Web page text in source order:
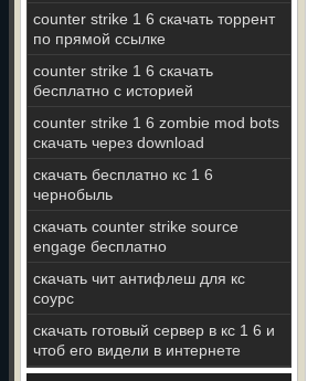
counter strike 1 6 скачать торрент
по прямой ссылке
counter strike 1 6 скачать
бесплатно с историей
counter strike 1 6 zombie mod bots
скачать через download
скачать бесплатно кс 1 6
чернобыль
скачать counter strike source
engage бесплатно
скачать чит антифлеш для кс
соурс
скачать готовый сервер в кс 1 6 и
чтоб его видели в интернете